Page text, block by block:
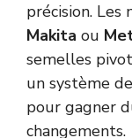
précision.
Makita ou
semelles
un système
pour gagner
changements.